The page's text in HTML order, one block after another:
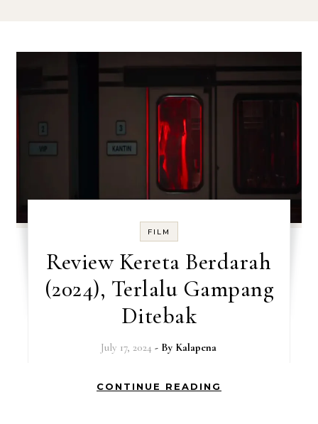
FILM
Review Kereta Berdarah
(2024), Terlalu Gampang
Ditebak
July 17, 2024 - By Kalapena
CONTINUE READING